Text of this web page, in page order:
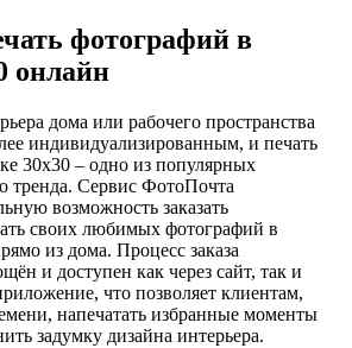
фотографий в
онлайн
дома или рабочего пространства
индивидуализированным, и печать
30х30 – одно из популярных
тренда. Сервис ФотоПочта
возможность заказать
своих любимых фотографий в
из дома. Процесс заказа
и доступен как через сайт, так и
что позволяет клиентам,
напечатать избранные моменты
задумку дизайна интерьера.